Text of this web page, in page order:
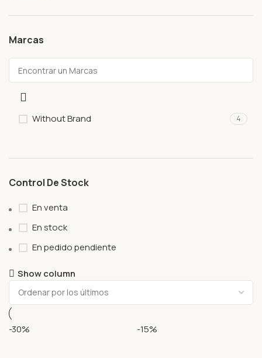
Marcas
Without Brand 4
Control De Stock
En venta
En stock
En pedido pendiente
Show column
-30% -15%